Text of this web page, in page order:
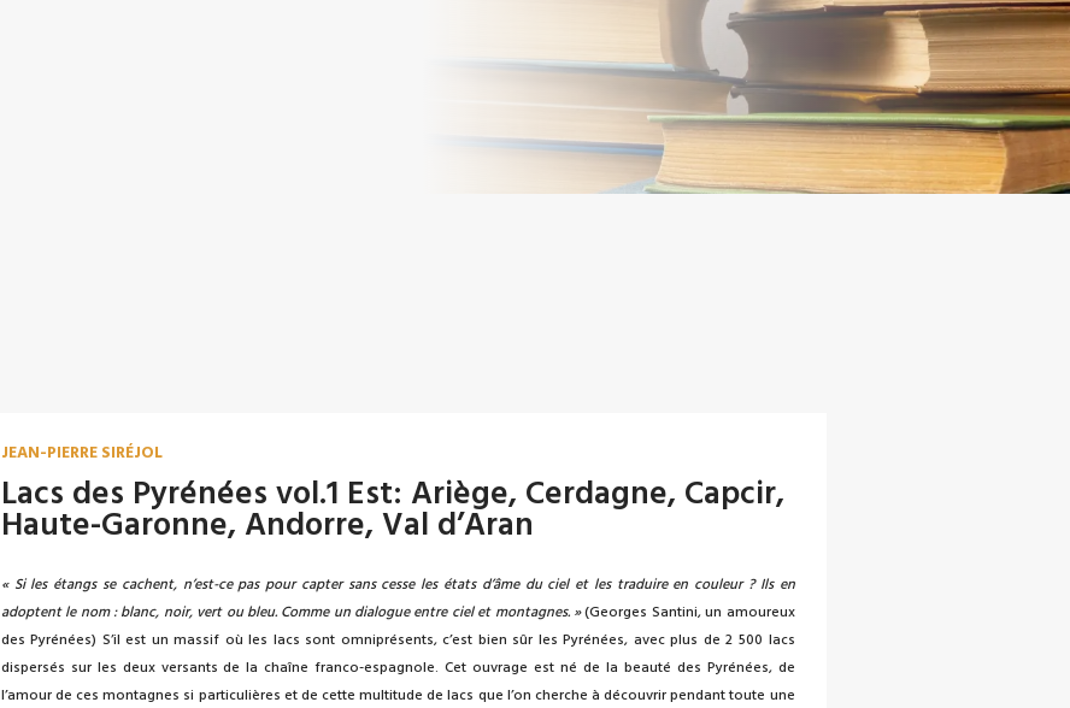
JEAN-PIERRE SIRÉJOL
Lacs des Pyrénées vol.1 Est: Ariège, Cerdagne, Capcir,
Haute-Garonne, Andorre, Val d’Aran
« Si les étangs se cachent, n’est-ce pas pour capter sans cesse les états d’âme du ciel et les traduire en couleur ? Ils en
adoptent le nom : blanc, noir, vert ou bleu. Comme un dialogue entre ciel et montagnes. »(Georges Santini, un amoureux
des Pyrénées) S’il est un massif où les lacs sont omniprésents, c’est bien sûr les Pyrénées, avec plus de 2 500 lacs
dispersés sur les deux versants de la chaîne franco-espagnole. Cet ouvrage est né de la beauté des Pyrénées, de
l’amour de ces montagnes si particulières et de cette multitude de lacs que l’on cherche à découvrir pendant toute une